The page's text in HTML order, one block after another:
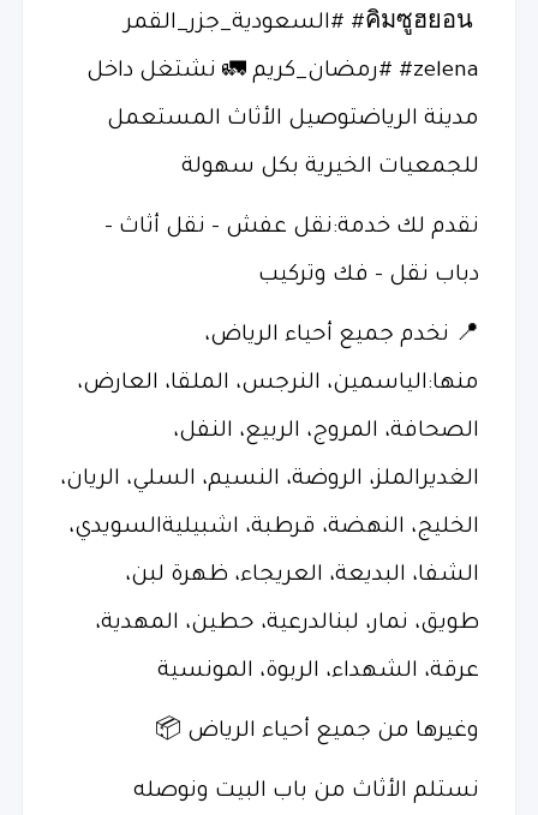
‏ ⁦‪#คิมซูฮยอน‬⁩ ⁧‫#السعودية_جزر_القمر‬⁩
⁦‪#zelena‬⁩ ⁧‫#رمضان_كريم 🚛 نشتغل داخل
مدينة الرياضتوصيل الأثاث المستعمل
للجمعيات الخيرية بكل سهولة
نقدم لك خدمة:نقل عفش – نقل أثاث –
دباب نقل – فك وتركيب
📍 نخدم جميع أحياء الرياض،
منها:الياسمين، النرجس، الملقا، العارض،
الصحافة، المروج، الربيع، النفل،
الغديرالملز، الروضة، النسيم، السلي، الريان،
الخليج، النهضة، قرطبة، اشبيليةالسويدي،
الشفا، البديعة، العريجاء، ظهرة لبن،
طويق، نمار، لبنالدرعية، حطين، المهدية،
عرقة، الشهداء، الربوة، المونسية
وغيرها من جميع أحياء الرياض 📦
نستلم الأثاث من باب البيت ونوصله